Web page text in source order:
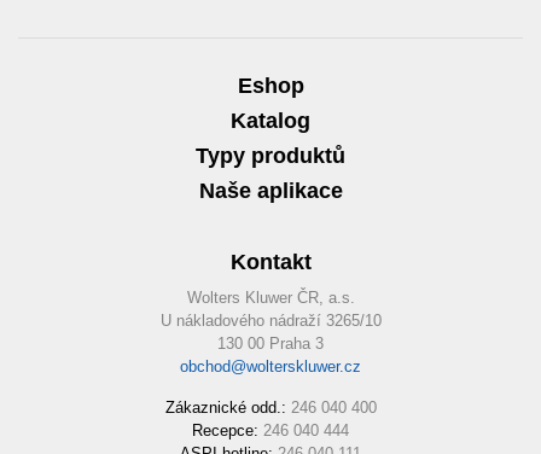
Eshop
Katalog
Typy produktů
Naše aplikace
Kontakt
Wolters Kluwer ČR, a.s.
U nákladového nádraží 3265/10
130 00 Praha 3
obchod@wolterskluwer.cz
Zákaznické odd.: 246 040 400
Recepce: 246 040 444